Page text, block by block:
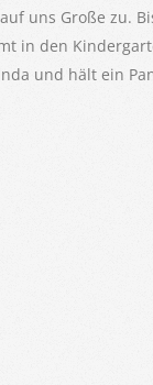
uns Große zu.
in den
und hält ein